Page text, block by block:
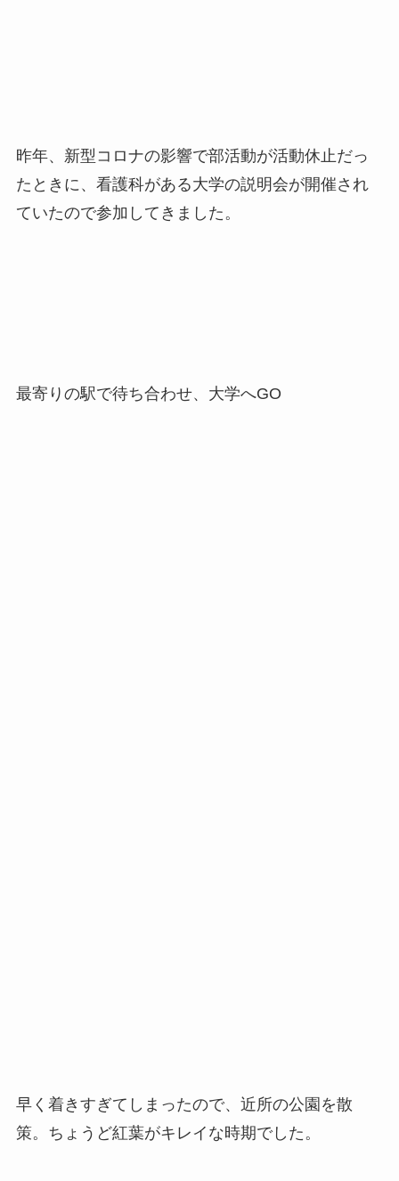
昨年、新型コロナの影響で部活動が活動休止だっ
たときに、看護科がある大学の説明会が開催され
ていたので参加してきました。
最寄りの駅で待ち合わせ、大学へGO
早く着きすぎてしまったので、近所の公園を散
策。ちょうど紅葉がキレイな時期でした。